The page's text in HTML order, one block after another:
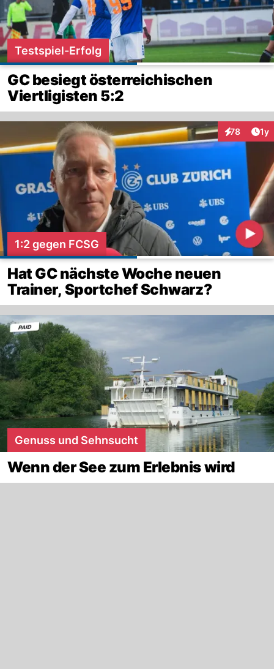
Testspiel-Erfolg
GC besiegt österreichischen
Viertligisten 5:2
78 1y
1:2 gegen FCSG
Hat GC nächste Woche neuen
Trainer, Sportchef Schwarz?
Genuss und Sehnsucht
Wenn der See zum Erlebnis wird